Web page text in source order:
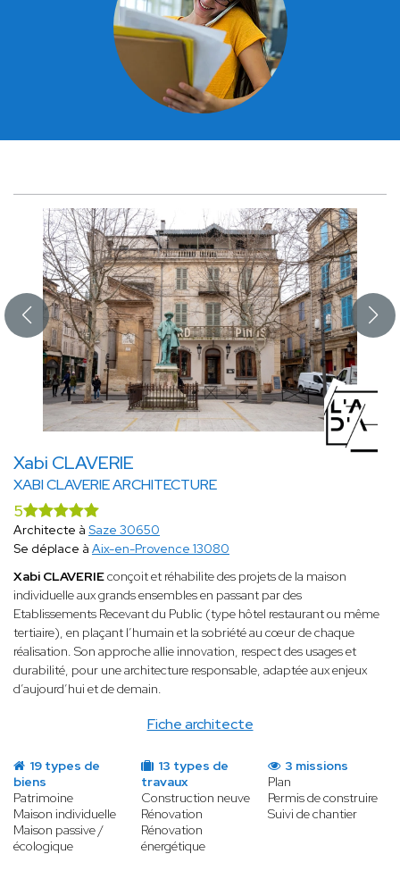
Xabi CLAVERIE
XABI CLAVERIE ARCHITECTURE
Fiche architecte
5
Architecte à Saze 30650
Se déplace à Aix-en-Provence 13080
Xabi CLAVERIEconçoit et réhabilite des projets de la maison
individuelle aux grands ensembles en passant par des
Etablissements Recevant du Public (type hôtel restaurant ou même
tertiaire), en plaçant l’humain et la sobriété au cœur de chaque
réalisation. Son approche allie innovation, respect des usages et
durabilité, pour une architecture responsable, adaptée aux enjeux
d’aujourd’hui et de demain.
19 types de
biens
Patrimoine
Maison individuelle
Maison passive /
écologique
13 types de
travaux
Construction neuve
Rénovation
Rénovation
énergétique
3 missions
Plan
Permis de construire
Suivi de chantier